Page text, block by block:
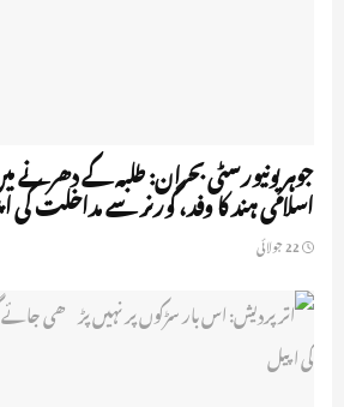
جوہر یونیورسٹی بحران: طلبہ کے دھرنے
اسلامی ہند کا وفد، گورنر سے مداخلت کی